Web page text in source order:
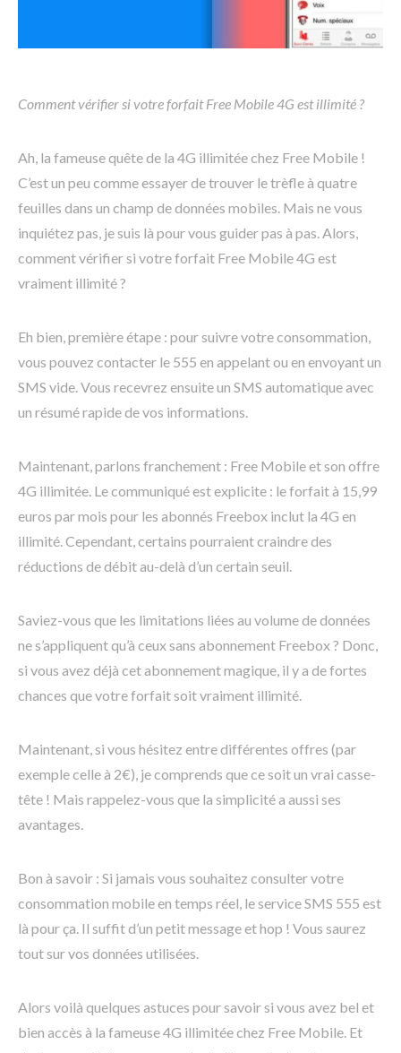
Comment vérifier si votre forfait Free Mobile 4G est illimité ?
Ah, la fameuse quête de la 4G illimitée chez Free Mobile !
C’est un peu comme essayer de trouver le trèfle à quatre
feuilles dans un champ de données mobiles. Mais ne vous
inquiétez pas, je suis là pour vous guider pas à pas. Alors,
comment vérifier si votre forfait Free Mobile 4G est
vraiment illimité ?
Eh bien, première étape : pour suivre votre consommation,
vous pouvez contacter le 555 en appelant ou en envoyant un
SMS vide. Vous recevrez ensuite un SMS automatique avec
un résumé rapide de vos informations.
Maintenant, parlons franchement : Free Mobile et son offre
4G illimitée. Le communiqué est explicite : le forfait à 15,99
euros par mois pour les abonnés Freebox inclut la 4G en
illimité. Cependant, certains pourraient craindre des
réductions de débit au-delà d’un certain seuil.
Saviez-vous que les limitations liées au volume de données
ne s’appliquent qu’à ceux sans abonnement Freebox ? Donc,
si vous avez déjà cet abonnement magique, il y a de fortes
chances que votre forfait soit vraiment illimité.
Maintenant, si vous hésitez entre différentes offres (par
exemple celle à 2€), je comprends que ce soit un vrai casse-
tête ! Mais rappelez-vous que la simplicité a aussi ses
avantages.
Bon à savoir : Si jamais vous souhaitez consulter votre
consommation mobile en temps réel, le service SMS 555 est
là pour ça. Il suffit d’un petit message et hop ! Vous saurez
tout sur vos données utilisées.
Alors voilà quelques astuces pour savoir si vous avez bel et
bien accès à la fameuse 4G illimitée chez Free Mobile. Et